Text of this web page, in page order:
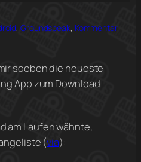
, Groundspeak, Kommentar
soeben die neueste
App zum Download
am Laufen wähnte,
(via):